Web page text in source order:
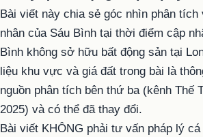
Bài viết này chia sẻ góc nhìn phân tích
nhân của Sáu Bình tại thời điểm cập
Bình không sở hữu bất động sản tại
liệu khu vực và giá đất trong bài là
nguồn phân tích bên thứ ba (kênh Thế
2025) và có thể đã thay đổi.
Bài viết KHÔNG phải tư vấn pháp lý